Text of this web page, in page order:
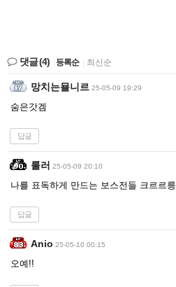
댓글(4) 등록순 최신순
망치는묠니르 25-05-09 19:29
숨은갓겜
답글
룰러 25-05-09 20:10
나를 표독하게 만드는 보스전들 크르르릉
답글
Anio 25-05-10 00:15
오예!!